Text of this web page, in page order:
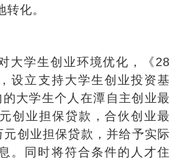
化。
大学生创业环境优化，《28
设立支持大学生创业投资基
大学生个人在潭自主创业最
创业担保贷款，合伙创业最
元创业担保贷款，并给予实际
。同时将符合条件的人才住